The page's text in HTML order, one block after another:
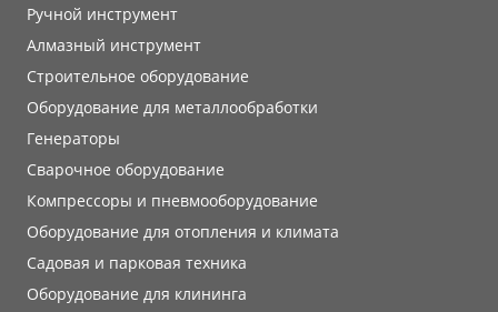
Ручной инструмент
Алмазный инструмент
Строительное оборудование
Оборудование для металлообработки
Генераторы
Сварочное оборудование
Компрессоры и пневмооборудование
Оборудование для отопления и климата
Садовая и парковая техника
Оборудование для клининга